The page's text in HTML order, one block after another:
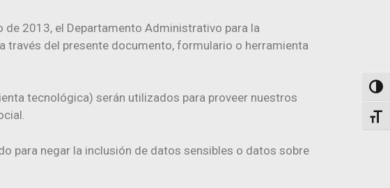
2013, el Departamento Administrativo para la
través del presente documento, formulario o herramienta
tecnológica) serán utilizados para proveer nuestros
para negar la inclusión de datos sensibles o datos sobre